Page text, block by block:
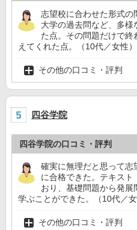
志望校に合わせた形式の
大学の過去問など、多
た点。その問題だけで
えてくれた点。（10代／女性）
その他の口コミ・評判
四谷学院
四谷学院の口コミ・評判
確実に無理だと思って
に合格できた。テキス
おり、基礎問題から発展
学ぶことができた。（10代／女
その他の口コミ・評判